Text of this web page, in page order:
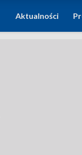
Aktualności